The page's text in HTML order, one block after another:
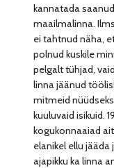
kannatada
maailmalinna.
ei tahtnud näha,
polnud kuskile
pelgalt tühjad,
linna jäänud
mitmeid
kuuluvaid isikuid.
kogukonnaaiad
elanikel ellu
ajapikku ka linna